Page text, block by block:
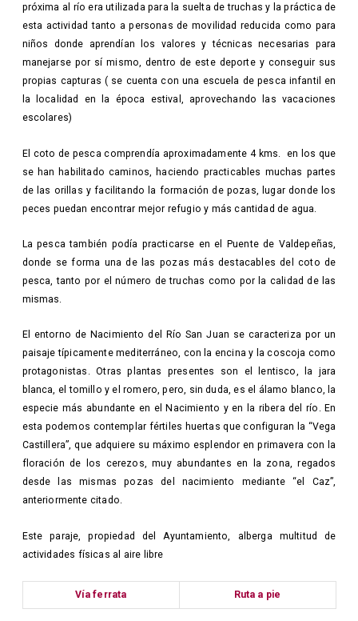
próxima al río era utilizada para la suelta de truchas y la práctica de
esta actividad tanto a personas de movilidad reducida como para
niños donde aprendían los valores y técnicas necesarias para
manejarse por sí mismo, dentro de este deporte y conseguir sus
propias capturas ( se cuenta con una escuela de pesca infantil en
la localidad en la época estival, aprovechando las vacaciones
escolares)
El coto de pesca comprendía aproximadamente 4 kms. en los que
se han habilitado caminos, haciendo practicables muchas partes
de las orillas y facilitando la formación de pozas, lugar donde los
peces puedan encontrar mejor refugio y más cantidad de agua.
La pesca también podía practicarse en el Puente de Valdepeñas,
donde se forma una de las pozas más destacables del coto de
pesca, tanto por el número de truchas como por la calidad de las
mismas.
El entorno de Nacimiento del Río San Juan se caracteriza por un
paisaje típicamente mediterráneo, con la encina y la coscoja como
protagonistas. Otras plantas presentes son el lentisco, la jara
blanca, el tomillo y el romero, pero, sin duda, es el álamo blanco, la
especie más abundante en el Nacimiento y en la ribera del río. En
esta podemos contemplar fértiles huertas que configuran la “Vega
Castillera”, que adquiere su máximo esplendor en primavera con la
floración de los cerezos, muy abundantes en la zona, regados
desde las mismas pozas del nacimiento mediante “el Caz”,
anteriormente citado.
Este paraje, propiedad del Ayuntamiento, alberga multitud de
actividades físicas al aire libre
Vía ferrata Ruta a pie